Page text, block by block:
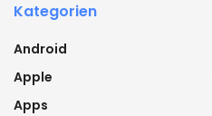
Kategorien
Android
Apple
Apps